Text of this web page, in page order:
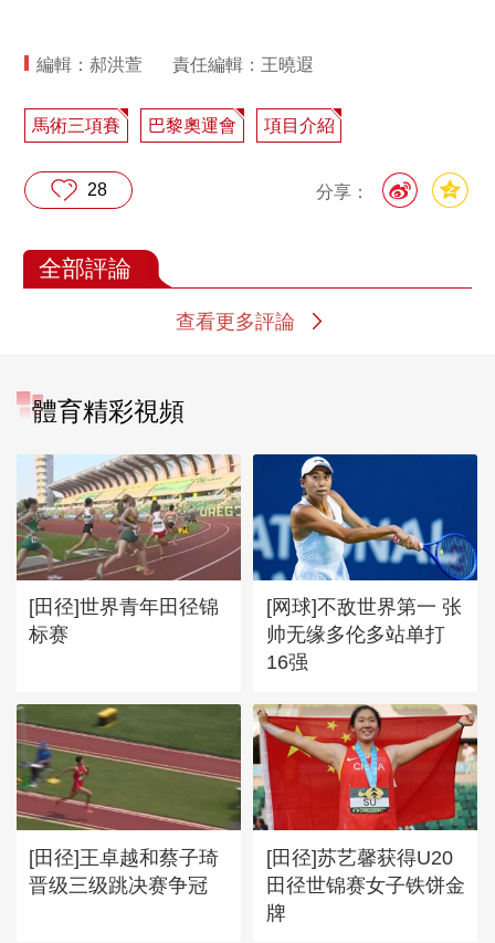
編輯：郝洪萱 責任編輯：王曉遐
馬術三項賽 巴黎奧運會 項目介紹
分享：
28
全部評論
查看更多評論
體育精彩視頻
[田径]世界青年田径锦
标赛
[网球]不敌世界第一 张
帅无缘多伦多站单打
16强
[田径]王卓越和蔡子琦
晋级三级跳决赛争冠
[田径]苏艺馨获得U20
田径世锦赛女子铁饼金
牌